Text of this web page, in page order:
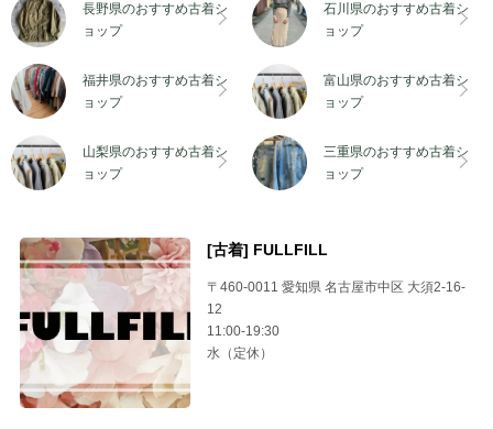
長野県のおすすめ古着ショップ
長野県のおすすめ古着シ
ョップ
石川県のおすすめ古着ショップ
石川県のおすすめ古着シ
ョップ
福井県のおすすめ古着ショップ
福井県のおすすめ古着シ
ョップ
富山県のおすすめ古着ショップ
富山県のおすすめ古着シ
ョップ
山梨県のおすすめ古着ショップ
山梨県のおすすめ古着シ
ョップ
三重県のおすすめ古着ショップ
三重県のおすすめ古着シ
ョップ
[古着] FULLFILL
〒460-0011 愛知県 名古屋市中区 大須2-16-
12
11:00-19:30
水（定休）